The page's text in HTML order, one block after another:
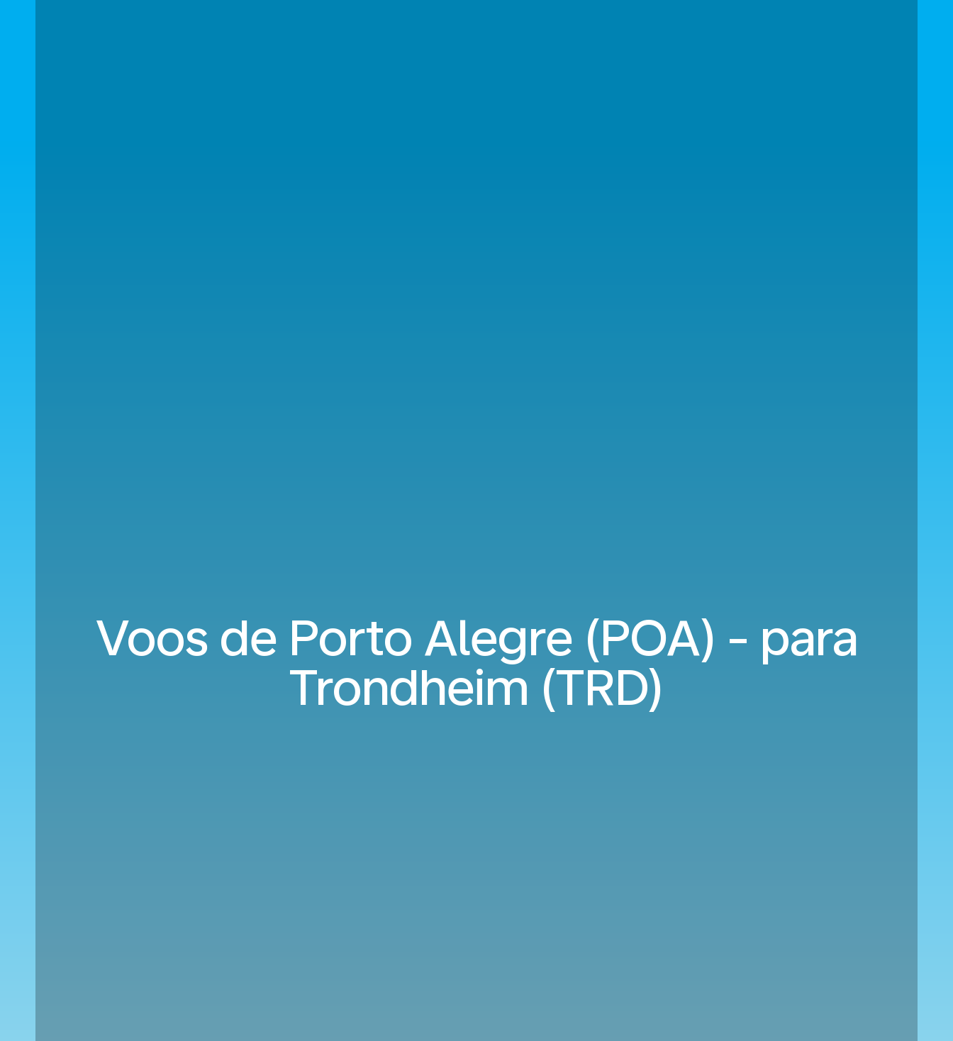
Voos de Porto Alegre (POA) - para
Trondheim (TRD)